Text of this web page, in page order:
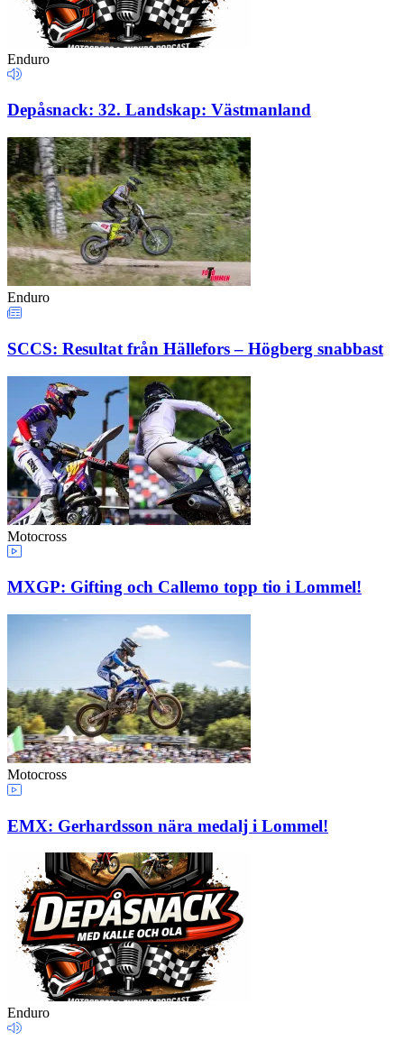
Enduro
Depåsnack: 32. Landskap: Västmanland
Enduro
SCCS: Resultat från Hällefors – Högberg snabbast
Motocross
MXGP: Gifting och Callemo topp tio i Lommel!
Motocross
EMX: Gerhardsson nära medalj i Lommel!
Enduro